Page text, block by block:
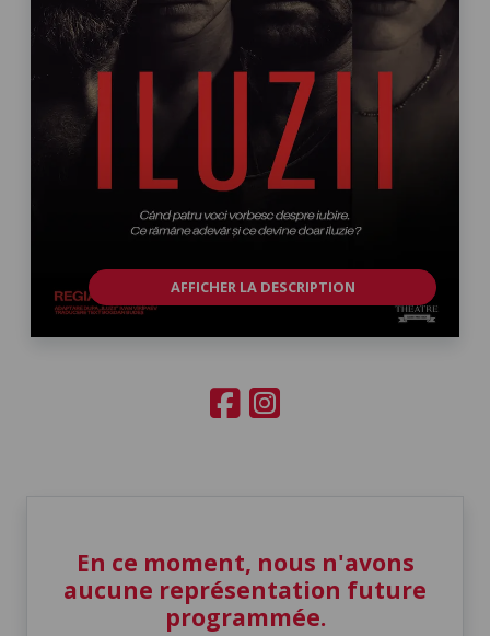
AFFICHER LA DESCRIPTION
En ce moment, nous n'avons
aucune représentation future
programmée.